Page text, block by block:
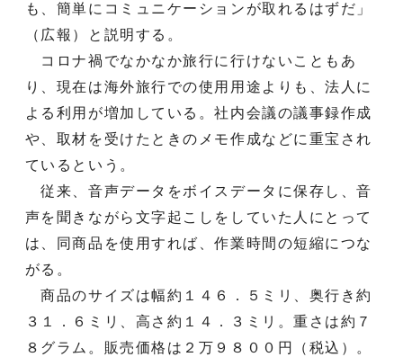
も、簡単にコミュニケーションが取れるはずだ」
（広報）と説明する。
コロナ禍でなかなか旅行に行けないこともあ
り、現在は海外旅行での使用用途よりも、法人に
よる利用が増加している。社内会議の議事録作成
や、取材を受けたときのメモ作成などに重宝され
ているという。
従来、音声データをボイスデータに保存し、音
声を聞きながら文字起こしをしていた人にとって
は、同商品を使用すれば、作業時間の短縮につな
がる。
商品のサイズは幅約１４６．５ミリ、奥行き約
３１．６ミリ、高さ約１４．３ミリ。重さは約７
８グラム。販売価格は２万９８００円（税込）。